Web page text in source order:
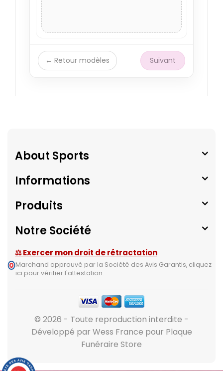
← Retour modèles Suivant
About Sports
Informations
Produits
Notre Société
⚖ Exercer mon droit de rétractation
Marchand approuvé par la Société des Avis Garantis, cliquez
ici pour vérifier l'attestation.
© 2026 - Toute reproduction interdite -
Développé par Wess France pour Plaque
Funéraire Store